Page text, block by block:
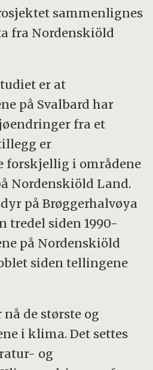
sammenlignes
fra Nordenskiöld
er at
på Svalbard har
fra et
er
forskjellig i områdene
Nordenskiöld Land.
på Brøggerhalvøya
tredel siden 1990-
på Nordenskiöld
siden tellingene
de største og
i klima. Det settes
og